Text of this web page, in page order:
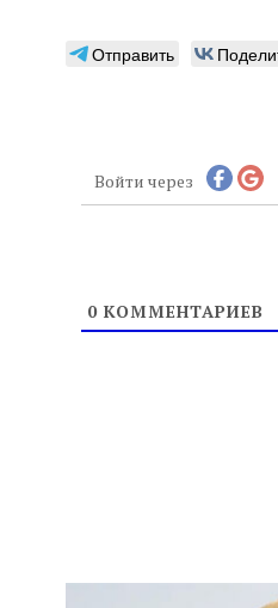
Отправить
Войти через
0КОММЕНТАРИЕВ